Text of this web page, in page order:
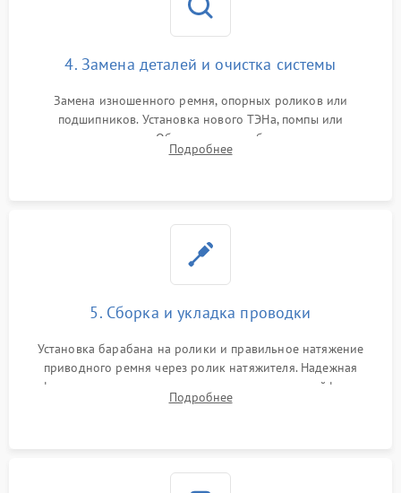
4. Замена деталей и очистка системы
Замена изношенного ремня, опорных роликов или
подшипников. Установка нового ТЭНа, помпы или
термодатчиков. Обязательная глубокая очистка
конденсатора, крыльчатки вентилятора и воздуховодов от
Подробнее
5. Сборка и укладка проводки
Установка барабана на ролики и правильное натяжение
приводного ремня через ролик натяжителя. Надежная
фиксация всех узлов, подключение клемм и шлейфов к
модулю управления. Монтаж корпусных панелей, люка и
Подробнее